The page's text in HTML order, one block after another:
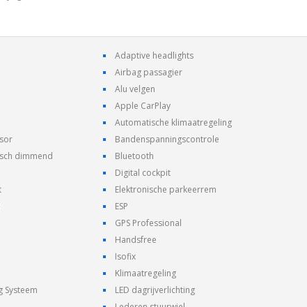
dimmend
Systeem
Adaptive headlights
Airbag passagier
Alu velgen
Apple CarPlay
Automatische klimaatregeling
Bandenspanningscontrole
Bluetooth
Digital cockpit
Elektronische parkeerrem
ESP
GPS Professional
Handsfree
Isofix
Klimaatregeling
LED dagrijverlichting